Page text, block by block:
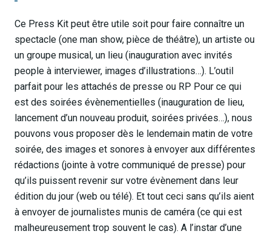
Ce Press Kit peut être utile soit pour faire connaître un
spectacle (one man show, pièce de théâtre), un artiste ou
un groupe musical, un lieu (inauguration avec invités
people à interviewer, images d’illustrations…). L’outil
parfait pour les attachés de presse ou RP Pour ce qui
est des soirées évènementielles (inauguration de lieu,
lancement d’un nouveau produit, soirées privées…), nous
pouvons vous proposer dès le lendemain matin de votre
soirée, des images et sonores à envoyer aux différentes
rédactions (jointe à votre communiqué de presse) pour
qu’ils puissent revenir sur votre évènement dans leur
édition du jour (web ou télé). Et tout ceci sans qu’ils aient
à envoyer de journalistes munis de caméra (ce qui est
malheureusement trop souvent le cas). A l’instar d’une